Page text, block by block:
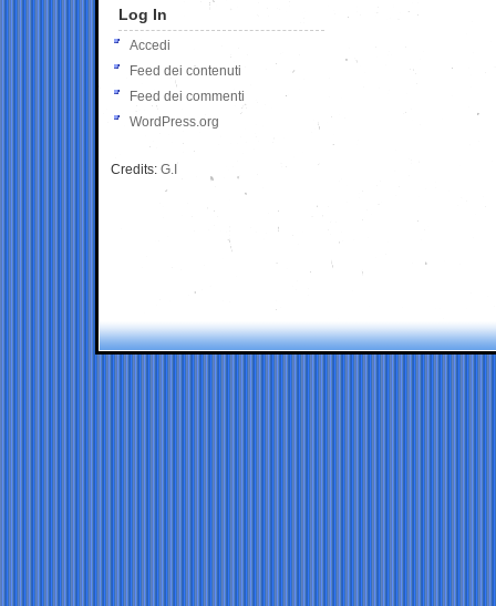
Log In
Accedi
Feed dei contenuti
Feed dei commenti
WordPress.org
Credits: G.I